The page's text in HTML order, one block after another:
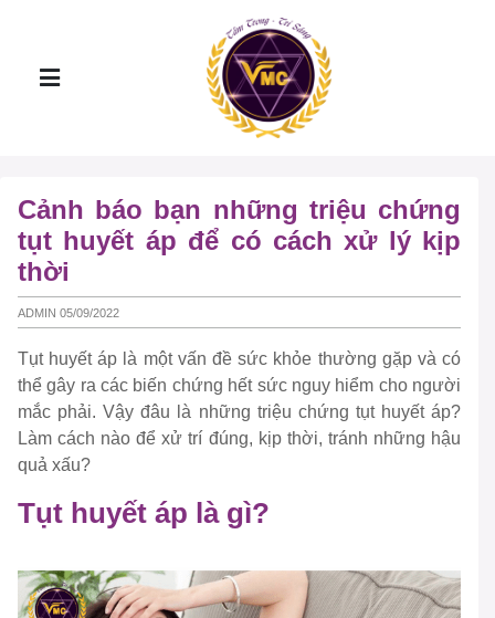
Cảnh báo bạn những triệu chứng
tụt huyết áp để có cách xử lý kịp
thời
ADMIN 05/09/2022
Tụt huyết áp là một vấn đề sức khỏe thường gặp và có
thể gây ra các biến chứng hết sức nguy hiểm cho người
mắc phải. Vậy đâu là những triệu chứng tụt huyết áp?
Làm cách nào để xử trí đúng, kịp thời, tránh những hậu
quả xấu?
Tụt huyết áp là gì?